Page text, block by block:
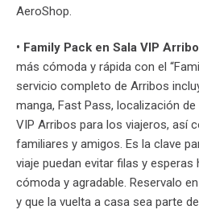
AeroShop.
• Family Pack en Sala VIP
más cómoda y rápida con el
servicio completo de Arribos
manga, Fast Pass, localización
VIP Arribos para los viajeros, así
familiares y amigos. Es la clave
viaje puedan evitar filas y esperas
cómoda y agradable. Reservalo
y que la vuelta a casa sea parte